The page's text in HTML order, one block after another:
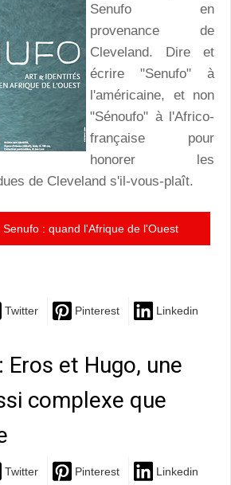
Senufo en
provenance de
Cleveland. Dire et
écrire "Senufo" à
l'américaine, et non
"Sénoufo" à l'Africo-
française pour
honorer les
de Cleveland s'il-vous-plaît.
Senufo : quand l'Afrique de l'Ouest
Twitter Pinterest Linkedin
Eros et Hugo, une
complexe que
Twitter Pinterest Linkedin